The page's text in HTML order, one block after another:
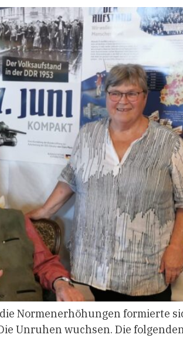
Normenerhöhungen formierte
Unruhen wuchsen. Die